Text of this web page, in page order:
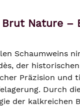
Brut Nature
Schaumweins
der
Präzision und
Durch
der